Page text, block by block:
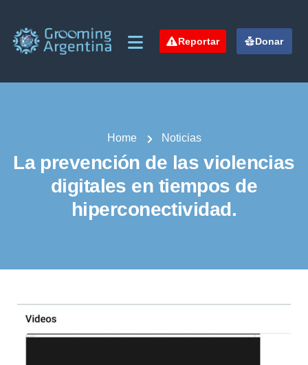
Reportar Donar
Home Noticias
La prevención de las violencias
digitales en tiempos de
hiperconectividad.